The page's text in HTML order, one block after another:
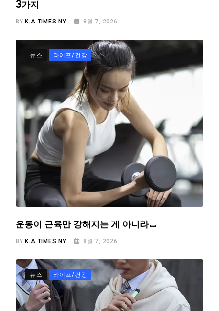
3가지
BY K.A TIMES NY 8월 7, 2026
뉴스 라이프/건강
운동이 근육만 강해지는 게 아니라…
BY K.A TIMES NY 8월 7, 2026
뉴스 라이프/건강